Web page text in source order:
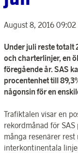
August 8, 2016 09:02
Under juli reste totalt
och charterlinjer, en
föregående år. SAS
procentenhet till
någonsin för en
Trafiktalen visar en
rekordmånad för
många resenärer rest
interkontinentala